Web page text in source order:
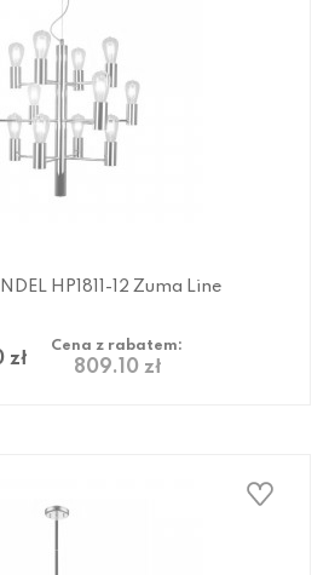
HP1811-12 Zuma Line
zł
Cena z rabatem:
809.10 zł